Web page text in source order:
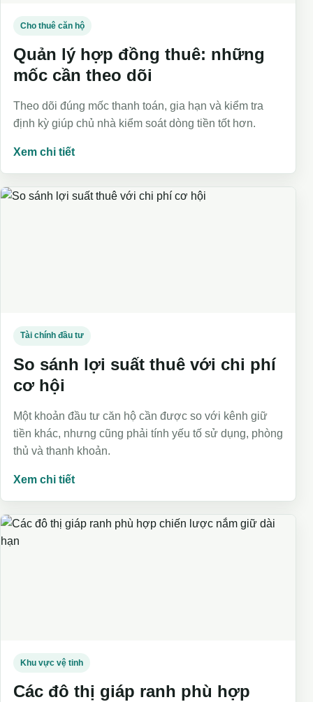
Cho thuê căn hộ
Quản lý hợp đồng thuê: những
mốc cần theo dõi
Theo dõi đúng mốc thanh toán, gia hạn và kiểm tra
định kỳ giúp chủ nhà kiểm soát dòng tiền tốt hơn.
Xem chi tiết
Tài chính đầu tư
So sánh lợi suất thuê với chi phí
cơ hội
Một khoản đầu tư căn hộ cần được so với kênh giữ
tiền khác, nhưng cũng phải tính yếu tố sử dụng, phòng
thủ và thanh khoản.
Xem chi tiết
Khu vực vệ tinh
Các đô thị giáp ranh phù hợp